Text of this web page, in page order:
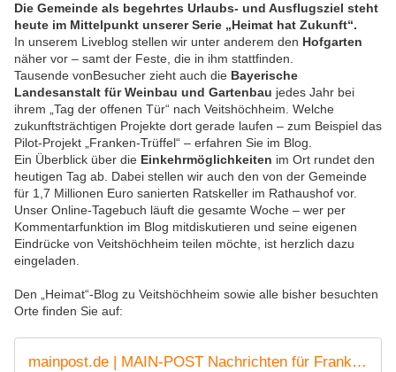
Die Gemeinde als begehrtes Urlaubs- und Ausflugsziel steht
heute im Mittelpunkt unserer Serie „Heimat hat Zukunft“.
In unserem Liveblog stellen wir unter anderem den Hofgarten
näher vor – samt der Feste, die in ihm stattfinden.
Tausende vonBesucher zieht auch die Bayerische
Landesanstalt für Weinbau und Gartenbau jedes Jahr bei
ihrem „Tag der offenen Tür“ nach Veitshöchheim. Welche
zukunftsträchtigen Projekte dort gerade laufen – zum Beispiel das
Pilot-Projekt „Franken-Trüffel“ – erfahren Sie im Blog.
Ein Überblick über die Einkehrmöglichkeiten im Ort rundet den
heutigen Tag ab. Dabei stellen wir auch den von der Gemeinde
für 1,7 Millionen Euro sanierten Ratskeller im Rathaushof vor.
Unser Online-Tagebuch läuft die gesamte Woche – wer per
Kommentarfunktion im Blog mitdiskutieren und seine eigenen
Eindrücke von Veitshöchheim teilen möchte, ist herzlich dazu
eingeladen.
Den „Heimat“-Blog zu Veitshöchheim sowie alle bisher besuchten
Orte finden Sie auf:
mainpost.de | MAIN-POST Nachrichten für Franken, Bayern und die Welt